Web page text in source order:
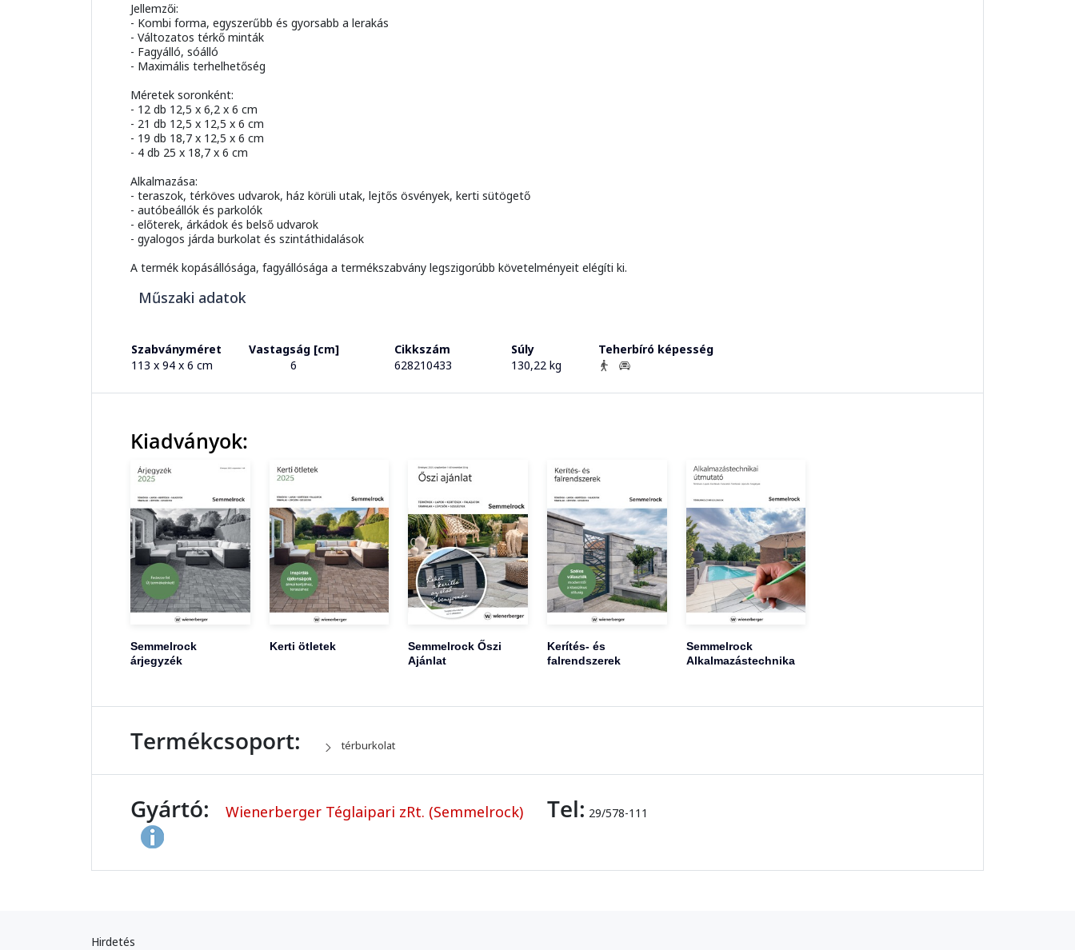
Jellemzői:
- Kombi forma, egyszerűbb és gyorsabb a lerakás
- Változatos térkő minták
- Fagyálló, sóálló
- Maximális terhelhetőség
Méretek soronként:
- 12 db 12,5 x 6,2 x 6 cm
- 21 db 12,5 x 12,5 x 6 cm
- 19 db 18,7 x 12,5 x 6 cm
- 4 db 25 x 18,7 x 6 cm
Alkalmazása:
- teraszok, térköves udvarok, ház körüli utak, lejtős ösvények, kerti sütögető
- autóbeállók és parkolók
- előterek, árkádok és belső udvarok
- gyalogos járda burkolat és szintáthidalások
A termék kopásállósága, fagyállósága a termékszabvány legszigorúbb követelményeit elégíti ki.
Műszaki adatok
Szabványméret Vastagság [cm] Cikkszám Súly
Teherbíró képesség
113 x 94 x 6 cm
6 628210433 130,22 kg
Kiadványok:
Semmelrock
árjegyzék
Kerti ötletek
Semmelrock Őszi
Ajánlat
Kerítés- és
falrendszerek
Semmelrock
Alkalmazástechnika
Termékcsoport: térburkolat
Gyártó: Wienerberger Téglaipari zRt. (Semmelrock) Tel: 29/578-111
Hirdetés